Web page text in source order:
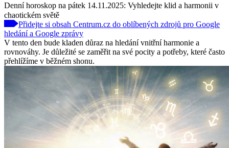
Denní horoskop na pátek 14.11.2025: Vyhledejte klid a harmonii v
chaotickém světě
Přidejte si obsah Centrum.cz do oblíbených zdrojů pro Google
hledání a Google zprávy
V tento den bude kladen důraz na hledání vnitřní harmonie a
rovnováhy. Je důležité se zaměřit na své pocity a potřeby, které často
přehlížíme v běžném shonu.